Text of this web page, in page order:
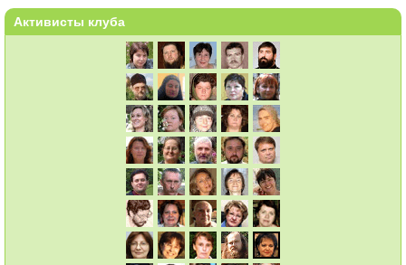
Активисты клуба